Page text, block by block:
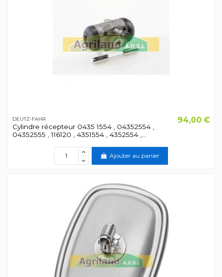
DEUTZ-FAHR
Cylindre récepteur 0435 1554 , 04352554 ,
04352555 , 116120 , 4351554 , 4352554 ,...
94,00 €
Ajouter au panier